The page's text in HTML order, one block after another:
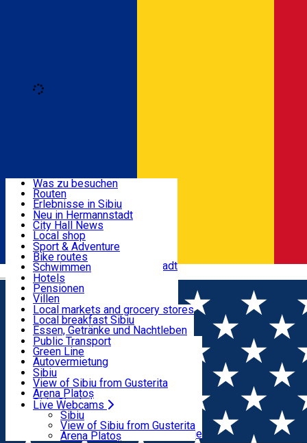
Română
Nützliche informationen
Aktivitäten & Abenteuer
Unterkunft
Essen, Getränke & Nachtleben
Transport & Parken
Live Webcams
Was zu besuchen
Routen
Erlebnisse in Sibiu
Podcast
Kultur
Museen
Kirchen
Parks, Zoo
Im Umkreis von Hermannstadt
Neu in Hermannstadt
City Hall News
Local shop
Sibiu Handwerker
Sibiul Verde
Public services
Bildung
Wie komme ich nach Sibiu?
Touristeninfo
Reiseführer
Guided tours
Local publication
Schönheitssalon
Sport & Adventure
Bike routes
Schwimmen
Reiten
Fitnessstudio
Loc de joacă indoor
Loc de joacă outdoor
Ski
Eislaufen
Yoga
Hotels
Pensionen
Villen
Hostels
Motels
Camping
Zimmer zu vermieten
Wohnungen
Unterkunft außerhalb von Sibiu
Local markets and grocery stores
Local breakfast Sibiu
Essen, Getränke und Nachtleben
Pizza
Fast Food
Kaffeestube
Konditorei
Pub, Bar
Nachtclubs
Bäckerei
Public Transport
Green Line
Autovermietung
Fahrad verleih
Scooter rentals
Taxi
Ride Sharing
Park-Tickets
Parkplätze
Ladestationen für Elektrofahrzeuge
Sibiu
View of Sibiu from Gusterita
Arena Platoș
Live Webcams
Sibiu
View of Sibiu from Gusterita
Arena Platoș
Home Artikel
Luna iunie unește pasionații de
tehnologie la Techsylvania. Află cum te poți înscrie